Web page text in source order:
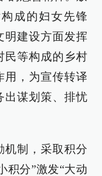
成的妇女先锋
明建设方面发挥
民等构成的乡村
用，为宣传转译
出谋划策、排忧
机制，采取积分
积分”激发“大动